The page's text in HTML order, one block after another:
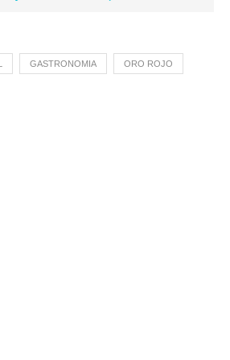
GASTRONOMIA ORO ROJO